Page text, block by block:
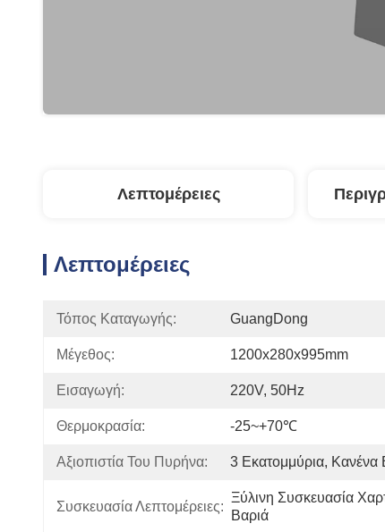
Λεπτομέρειες
Λεπτομέρειες
Τόπος Καταγωγής: GuangDong
Μέγεθος: 1200x280x995mm
Εισαγωγή: 220V, 50Hz
Θερμοκρασία: -25~+70℃
Αξιοπιστία Του Πυρήνα: 3 Εκατομμύρια, Κανένα
Συσκευασία Λεπτομέρειες:
Ξύλινη Συσκευασία
Βαριά